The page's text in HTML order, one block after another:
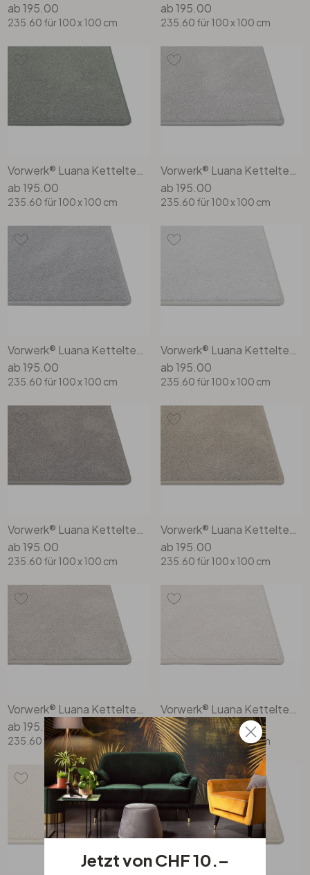
ab195.00
235.60 für 100 x 100 cm
ab195.00
235.60 für 100 x 100 cm
Vorwerk® Luana Kettelteppich Rechteck Wunschmass in 4h34
ab195.00
235.60 für 100 x 100 cm
Vorwerk® Luana Kettelteppich Rechteck Wunschmass in 5u61
ab195.00
235.60 für 100 x 100 cm
Vorwerk® Luana Kettelteppich Rechteck Wunschmass in 5u98
ab195.00
235.60 für 100 x 100 cm
Vorwerk® Luana Kettelteppich Rechteck Wunschmass in 5u99
ab195.00
235.60 für 100 x 100 cm
Vorwerk® Luana Kettelteppich Rechteck Wunschmass in 7f73
ab195.00
235.60 für 100 x 100 cm
Vorwerk® Luana Kettelteppich Rechteck Wunschmass in 7h79
ab195.00
235.60 für 100 x 100 cm
Vorwerk® Luana Kettelteppich Rechteck Wunschmass in 8h79
ab195.00
235.60 für 100 x 100 cm
Vorwerk® Luana Kettelteppich Rechteck Wunschmass in 8h81
ab195.00
235.60für 100 x 100 cm
Jetzt von CHF 10.–